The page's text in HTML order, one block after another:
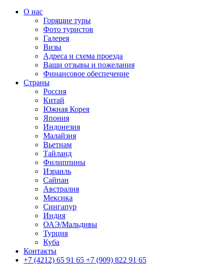
О нас
Горящие туры
Фото туристов
Галерея
Визы
Адреса и схема проезда
Ваши отзывы и пожелания
Финансовое обеспечение
Страны
Россия
Китай
Южная Корея
Япония
Индонезия
Малайзия
Вьетнам
Тайланд
Филиппины
Израиль
Сайпан
Австралия
Мексика
Сингапур
Индия
ОАЭ/Мальдивы
Турция
Куба
Контакты
+7 (4212) 65 91 65 +7 (909) 822 91 65